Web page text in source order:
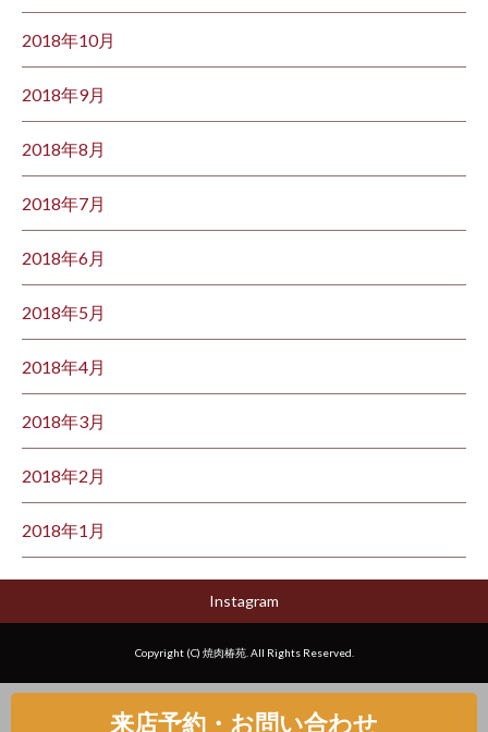
2018年10月
2018年9月
2018年8月
2018年7月
2018年6月
2018年5月
2018年4月
2018年3月
2018年2月
2018年1月
Instagram
Copyright (C) 焼肉椿苑. All Rights Reserved.
来店予約・お問い合わせ